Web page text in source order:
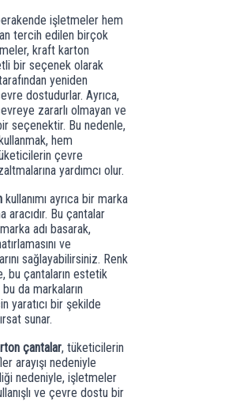
işletmeler hem
tercih edilen birçok
kraft karton
bir seçenek olarak
yeniden
dostudurlar. Ayrıca,
zararlı olmayan ve
seçenektir. Bu nedenle,
hem
çevre
yardımcı olur.
kullanımı ayrıca bir marka
Bu çantalar
adı basarak,
ve
sağlayabilirsiniz. Renk
bu çantaların estetik
da markaların
yaratıcı bir şekilde
sunar.
çantalar, tüketicilerin
arayışı nedeniyle
nedeniyle, işletmeler
ve çevre dostu bir